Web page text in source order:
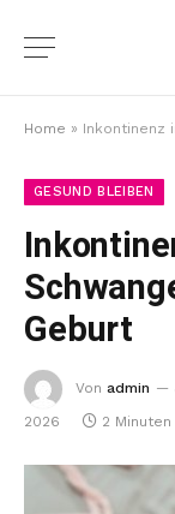
Home » Inkontinenz
GESUND BLEIBEN
Geburt
Von admin
2026
2